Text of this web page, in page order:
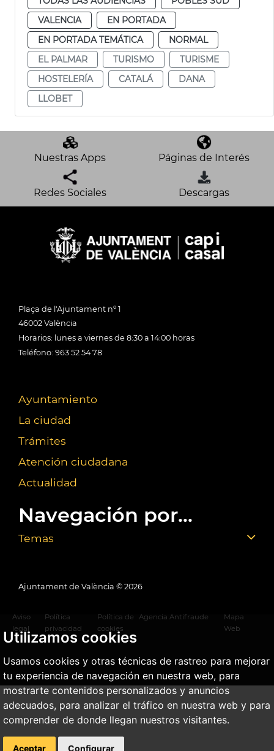
Utilizamos cookies
Usamos cookies y otras técnicas de rastreo para mejorar
tu experiencia de navegación en nuestra web, para
mostrarte contenidos personalizados y anuncios
adecuados, para analizar el tráfico en nuestra web y para
comprender de donde llegan nuestros visitantes.
Aceptar Configurar
VALENCIA
EN PORTADA
EN PORTADA TEMÁTICA
NORMAL
EL PALMAR
TURISMO
TURISME
HOSTELERÍA
CATALÁ
DANA
LLOBET
Nuestras Apps Páginas de Interés
Redes Sociales Descargas
Plaça de l'Ajuntament nº 1
46002 València
Horarios: lunes a viernes de 8:30 a 14:00 horas
Teléfono: 963 52 54 78
Ayuntamiento
La ciudad
Trámites
Atención ciudadana
Actualidad
Navegación por...
Temas
Ajuntament de València © 2026
Aviso
legal
Política
privacidad
Política de
cookies
Agencia Antifraude
Mapa
Web